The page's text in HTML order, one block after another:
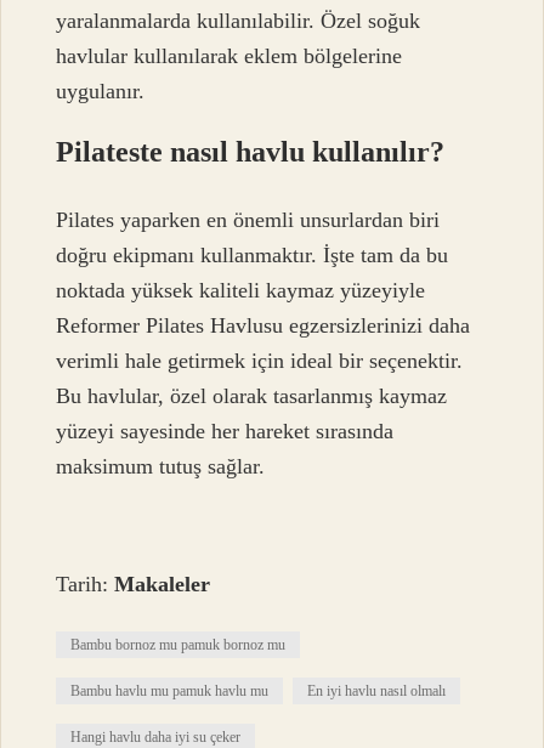
yaralanmalarda kullanılabilir. Özel soğuk
havlular kullanılarak eklem bölgelerine
uygulanır.
Pilateste nasıl havlu kullanılır?
Pilates yaparken en önemli unsurlardan biri
doğru ekipmanı kullanmaktır. İşte tam da bu
noktada yüksek kaliteli kaymaz yüzeyiyle
Reformer Pilates Havlusu egzersizlerinizi daha
verimli hale getirmek için ideal bir seçenektir.
Bu havlular, özel olarak tasarlanmış kaymaz
yüzeyi sayesinde her hareket sırasında
maksimum tutuş sağlar.
Tarih:Makaleler
Bambu bornoz mu pamuk bornoz mu
Bambu havlu mu pamuk havlu mu En iyi havlu nasıl olmalı
Hangi havlu daha iyi su çeker